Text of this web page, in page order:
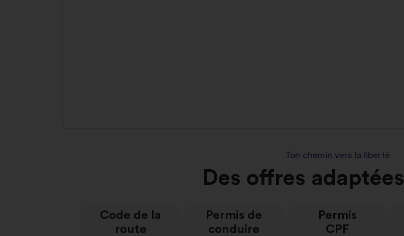
Ton chemin vers la liberté
Des offres adaptées
Code de la
route
Permis de
conduire
Permis
CPF